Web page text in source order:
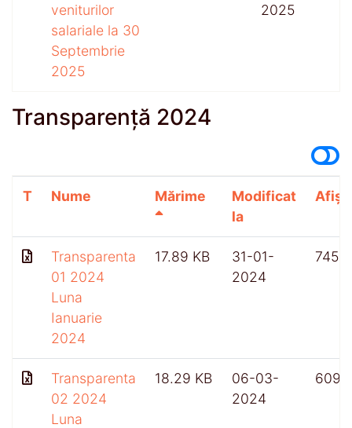
veniturilor
salariale la 30
Septembrie
2025
2025
Transparență 2024
T Nume Mărime
Modificat
la
Transparenta
01 2024
Luna
Ianuarie
2024
17.89 KB
31-01-
2024
745
Transparenta
02 2024
Luna
18.29 KB
06-03-
2024
609